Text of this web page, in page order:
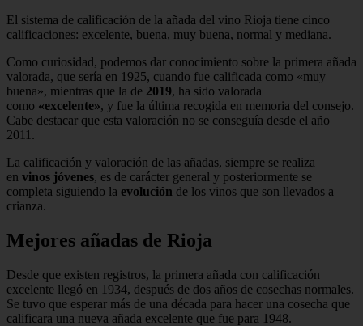
El sistema de calificación de la añada del vino Rioja tiene cinco
calificaciones: excelente, buena, muy buena, normal y mediana.
Como curiosidad, podemos dar conocimiento sobre la primera añada
valorada, que sería en 1925, cuando fue calificada como «muy
buena», mientras que la de 2019, ha sido valorada
como «excelente», y fue la última recogida en memoria del consejo.
Cabe destacar que esta valoración no se conseguía desde el año
2011.
La calificación y valoración de las añadas, siempre se realiza
en vinos jóvenes, es de carácter general y posteriormente se
completa siguiendo la evolución de los vinos que son llevados a
crianza.
Mejores añadas de Rioja
Desde que existen registros, la primera añada con calificación
excelente llegó en 1934, después de dos años de cosechas normales.
Se tuvo que esperar más de una década para hacer una cosecha que
calificara una nueva añada excelente que fue para 1948.